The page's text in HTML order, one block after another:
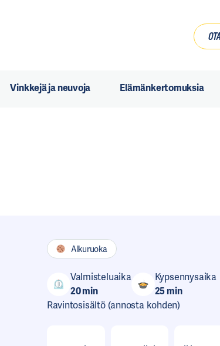
Vinkkejä ja neuvoja Elämänkertomuksia
Alkuruoka
Valmisteluaika
20 min
Kypsennysaika
25 min
Ravintosisältö (annosta kohden)